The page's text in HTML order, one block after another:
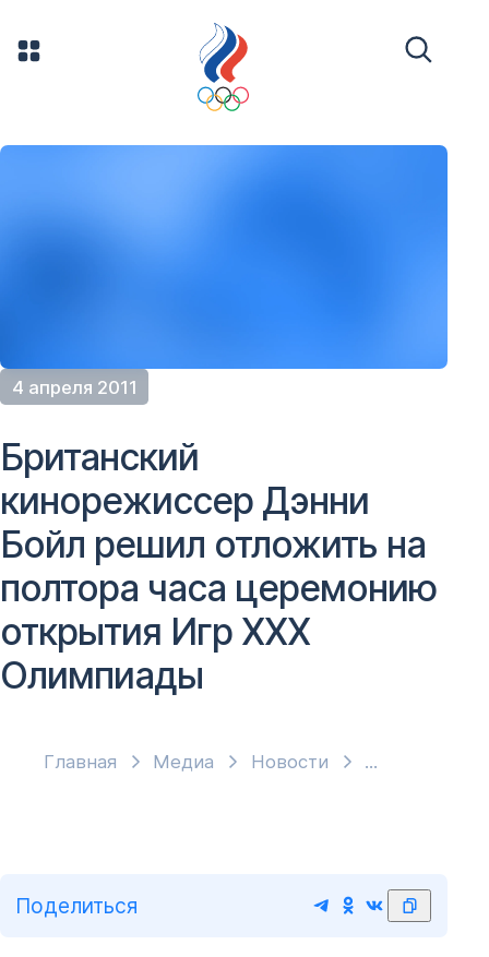
4 апреля 2011
Главная Медиа Новости
Британский
кинорежиссер Дэнни
Бойл решил отложить на
полтора часа церемонию
открытия Игр XXX
Олимпиады
Поделиться